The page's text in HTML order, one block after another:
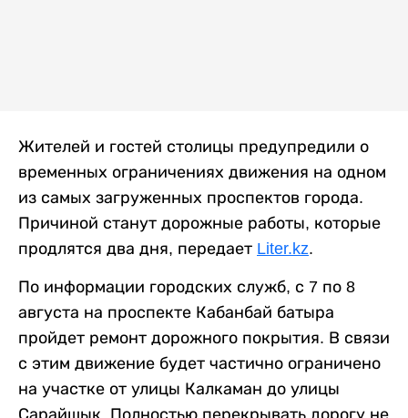
Жителей и гостей столицы предупредили о
временных ограничениях движения на одном
из самых загруженных проспектов города.
Причиной станут дорожные работы, которые
продлятся два дня, передает Liter.kz.
По информации городских служб, с 7 по 8
августа на проспекте Кабанбай батыра
пройдет ремонт дорожного покрытия. В связи
с этим движение будет частично ограничено
на участке от улицы Калкаман до улицы
Сарайшык. Полностью перекрывать дорогу не